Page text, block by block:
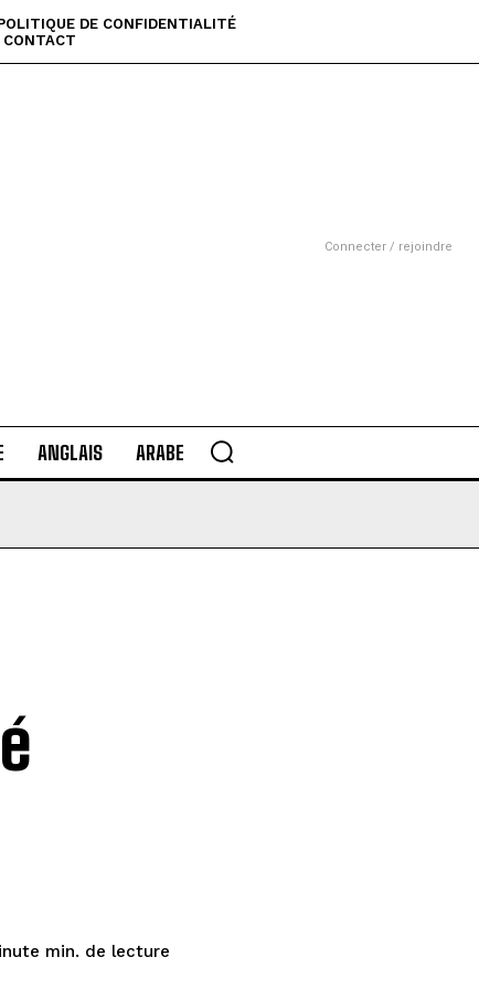
DE CONFIDENTIALITÉ
CONTACT
Connecter / rejoindre
ANGLAIS ARABE
min. de lecture